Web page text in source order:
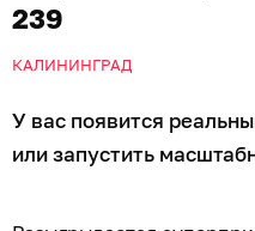
239
КАЛИНИНГРАД
У вас появится
или запустить